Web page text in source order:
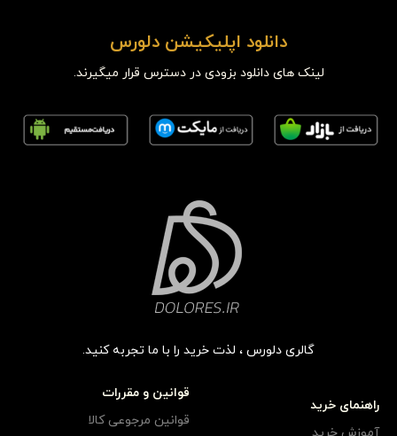
دانلود اپلیکیشن دلورس
لینک های دانلود بزودی در دسترس قرار میگیرند.
گالری دلورس ، لذت خرید را با ما تجربه کنید.
راهنمای خرید
قوانین و مقررات
قوانین مرجوعی کالا